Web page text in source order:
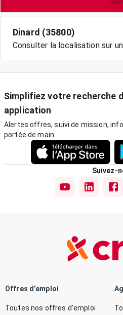
Dinard (35800)
Consulter la localisation sur
Simplifiez votre recherche
application
Alertes offres, suivi de mission,
portée de main.
Suivez-
Offres d’emploi
Toutes nos offres d’emploi